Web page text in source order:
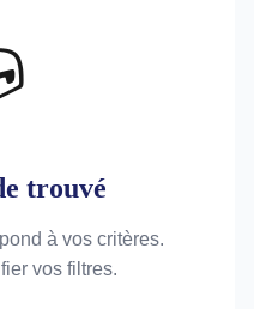
trouvé
à vos critères.
vos filtres.